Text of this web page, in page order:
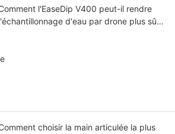
l'EaseDip V400 peut-il rendre
d'eau par drone plus sûr
choisir la main articulée la plus